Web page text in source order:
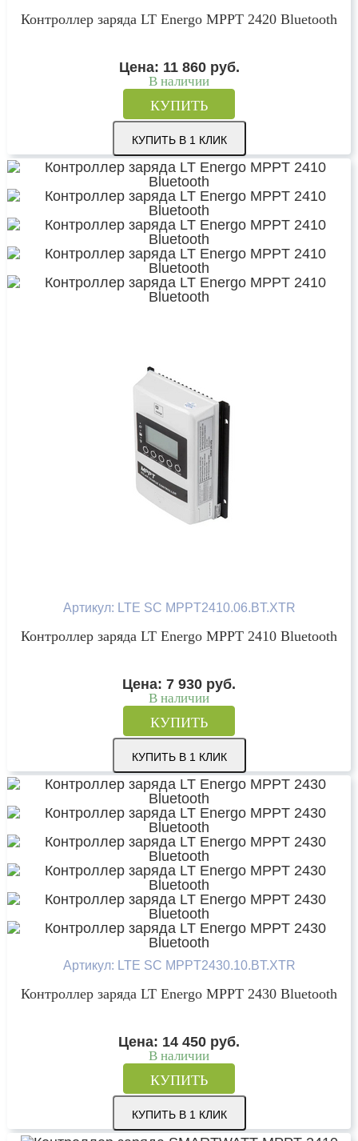
Контроллер заряда LT Energo MPPT 2420 Bluetooth
Цена: 11 860руб.
В наличии
КУПИТЬ
КУПИТЬ В 1 КЛИК
Артикул: LTE SC MPPT2410.06.BT.XTR
Контроллер заряда LT Energo MPPT 2410 Bluetooth
Цена: 7 930 руб.
В наличии
КУПИТЬ
КУПИТЬ В 1 КЛИК
Артикул: LTE SC MPPT2430.10.BT.XTR
Контроллер заряда LT Energo MPPT 2430 Bluetooth
Цена: 14 450 руб.
В наличии
КУПИТЬ
КУПИТЬ В 1 КЛИК